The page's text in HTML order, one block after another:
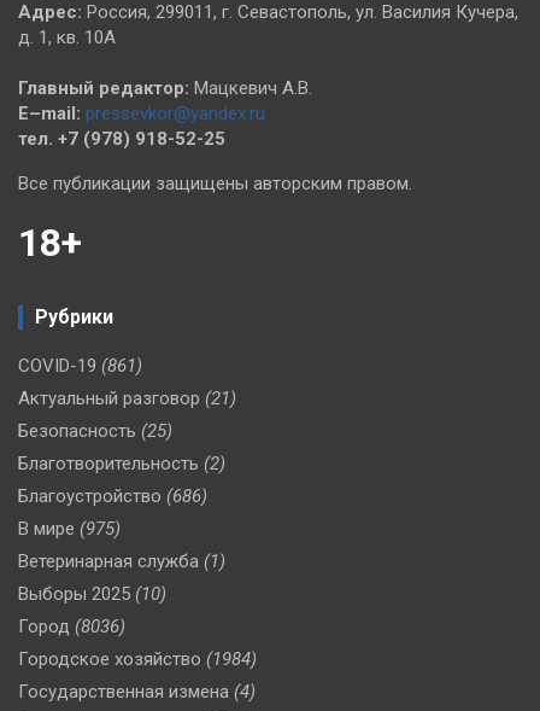
Адрес: Россия, 299011, г. Севастополь, ул. Василия Кучера,
д. 1, кв. 10А
Главный редактор: Мацкевич А.В.
E–mail: pressevkor@yandex.ru
тел. +7 (978) 918-52-25
Все публикации защищены авторским правом.
18+
Рубрики
COVID-19 (861)
Актуальный разговор (21)
Безопасность (25)
Благотворительность (2)
Благоустройство (686)
В мире (975)
Ветеринарная служба (1)
Выборы 2025 (10)
Город (8036)
Городское хозяйство (1984)
Государственная измена (4)